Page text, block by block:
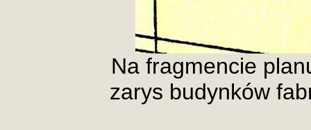
Na fragmencie
zarys budynków